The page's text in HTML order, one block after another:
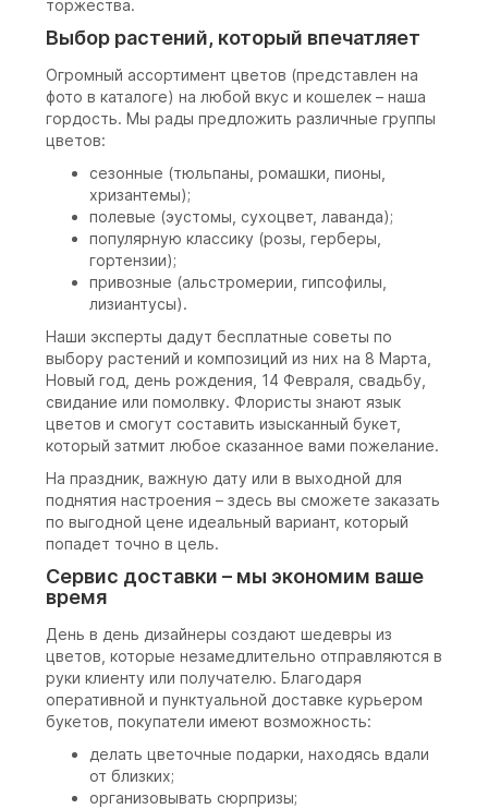
торжества.
Выбор растений, который впечатляет
Огромный ассортимент цветов (представлен на
фото в каталоге) на любой вкус и кошелек – наша
гордость. Мы рады предложить различные группы
цветов:
сезонные (тюльпаны, ромашки, пионы,
хризантемы);
полевые (эустомы, сухоцвет, лаванда);
популярную классику (розы, герберы,
гортензии);
привозные (альстромерии, гипсофилы,
лизиантусы).
Наши эксперты дадут бесплатные советы по
выбору растений и композиций из них на 8 Марта,
Новый год, день рождения, 14 Февраля, свадьбу,
свидание или помолвку. Флористы знают язык
цветов и смогут составить изысканный букет,
который затмит любое сказанное вами пожелание.
На праздник, важную дату или в выходной для
поднятия настроения – здесь вы сможете заказать
по выгодной цене идеальный вариант, который
попадет точно в цель.
Сервис доставки – мы экономим ваше
время
День в день дизайнеры создают шедевры из
цветов, которые незамедлительно отправляются в
руки клиенту или получателю. Благодаря
оперативной и пунктуальной доставке курьером
букетов, покупатели имеют возможность:
делать цветочные подарки, находясь вдали
от близких;
организовывать сюрпризы;